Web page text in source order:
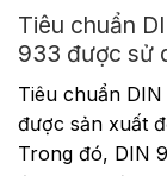
Tiêu chuẩn
933 được sử
Tiêu chuẩn
được sản xuất
Trong đó, DIN